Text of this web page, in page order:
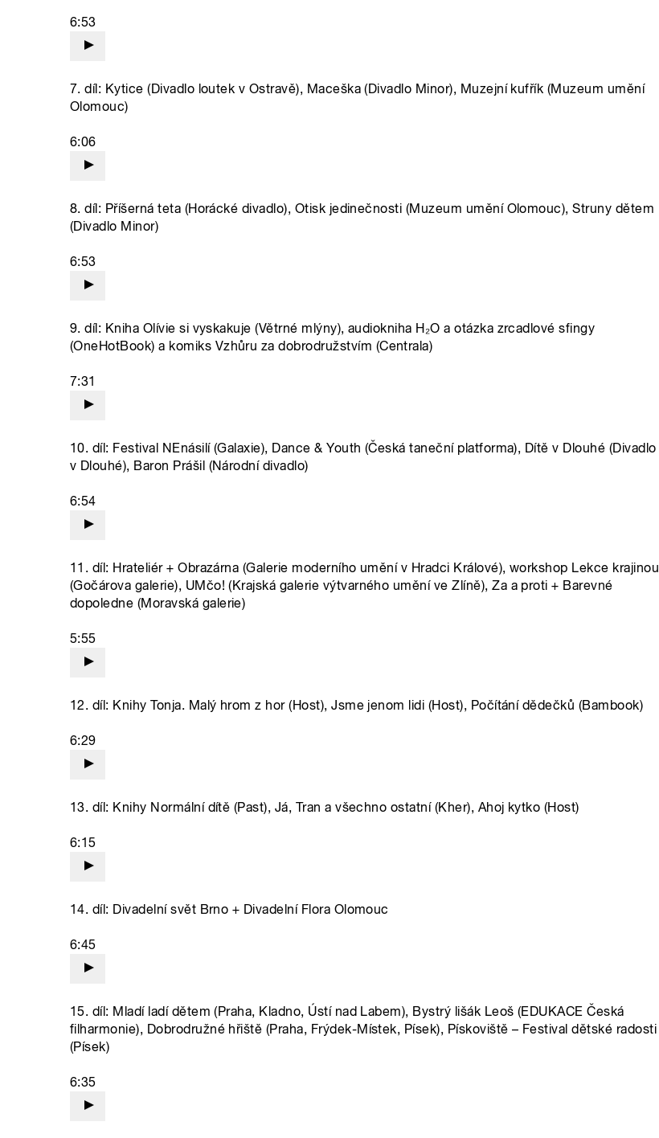
6:53
7. díl: Kytice (Divadlo loutek v Ostravě), Maceška (Divadlo Minor), Muzejní kufřík (Muzeum umění
Olomouc)
6:06
8. díl: Příšerná teta (Horácké divadlo), Otisk jedinečnosti (Muzeum umění Olomouc), Struny dětem
(Divadlo Minor)
6:53
9. díl: Kniha Olívie si vyskakuje (Větrné mlýny), audiokniha H₂O a otázka zrcadlové sfingy
(OneHotBook) a komiks Vzhůru za dobrodružstvím (Centrala)
7:31
10. díl: Festival NEnásilí (Galaxie), Dance & Youth (Česká taneční platforma), Dítě v Dlouhé (Divadlo
v Dlouhé), Baron Prášil (Národní divadlo)
6:54
11. díl: Hrateliér + Obrazárna (Galerie moderního umění v Hradci Králové), workshop Lekce krajinou
(Gočárova galerie), UMčo! (Krajská galerie výtvarného umění ve Zlíně), Za a proti + Barevné
dopoledne (Moravská galerie)
5:55
12. díl: Knihy Tonja. Malý hrom z hor (Host), Jsme jenom lidi (Host), Počítání dědečků (Bambook)
6:29
13. díl: Knihy Normální dítě (Past), Já, Tran a všechno ostatní (Kher), Ahoj kytko (Host)
6:15
14. díl: Divadelní svět Brno + Divadelní Flora Olomouc
6:45
15. díl: Mladí ladí dětem (Praha, Kladno, Ústí nad Labem), Bystrý lišák Leoš (EDUKACE Česká
filharmonie), Dobrodružné hřiště (Praha, Frýdek-Místek, Písek), Pískoviště – Festival dětské radosti
(Písek)
6:35